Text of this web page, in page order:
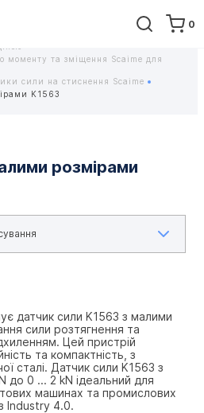
0
вимірювальні прилади
датчики Scaime - Купити датчики
моменту та зміщення Scaime для
сили на стиснення Scaime
K1563
розмірами
датчик сили K1563 з малими
сили розтягнення та
Цей пристрій
та компактність, з
сталі. Датчик сили K1563 з
до 0 ... 2 kN ідеальний для
машинах та промислових
Industry 4.0.